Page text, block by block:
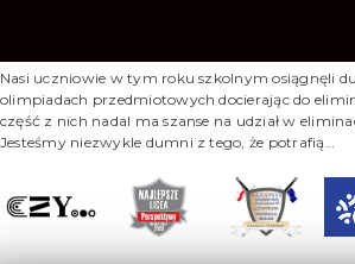
Nasi uczniowie w tym roku szkolnym osiągnęli
olimpiadach przedmiotowych docierając do
część z nich nadal ma szanse na udział w
Jesteśmy niezwykle dumni z tego, że potrafią…